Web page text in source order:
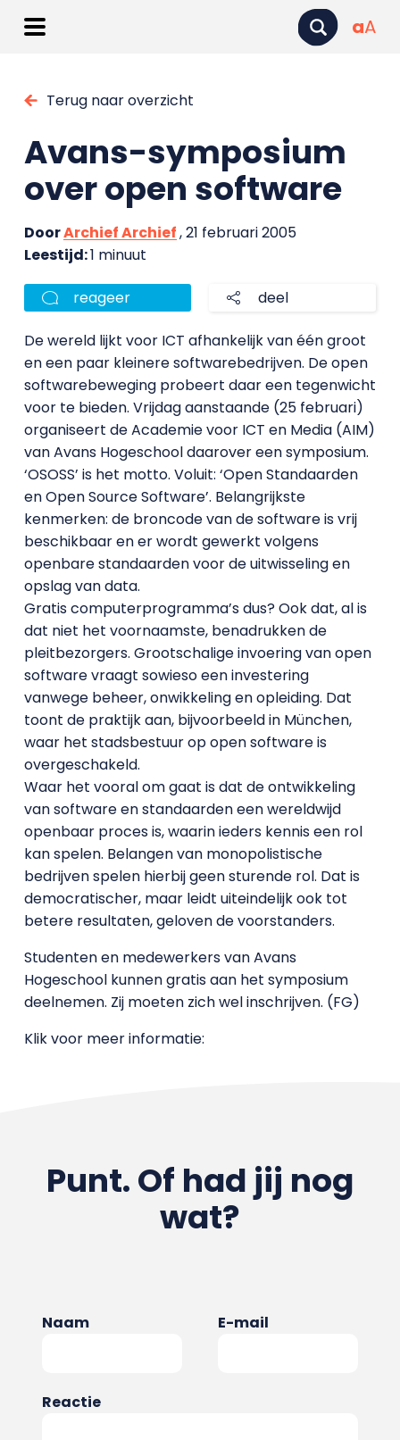
aA
Terug naar overzicht
Avans-symposium
over open software
DoorArchief Archief, 21 februari 2005
Leestijd:1 minuut
reageer deel
De wereld lijkt voor ICT afhankelijk van één groot
en een paar kleinere softwarebedrijven. De open
softwarebeweging probeert daar een tegenwicht
voor te bieden. Vrijdag aanstaande (25 februari)
organiseert de Academie voor ICT en Media (AIM)
van Avans Hogeschool daarover een symposium.
‘OSOSS’ is het motto. Voluit: ‘Open Standaarden
en Open Source Software’. Belangrijkste
kenmerken: de broncode van de software is vrij
beschikbaar en er wordt gewerkt volgens
openbare standaarden voor de uitwisseling en
opslag van data.
Gratis computerprogramma’s dus? Ook dat, al is
dat niet het voornaamste, benadrukken de
pleitbezorgers. Grootschalige invoering van open
software vraagt sowieso een investering
vanwege beheer, onwikkeling en opleiding. Dat
toont de praktijk aan, bijvoorbeeld in München,
waar het stadsbestuur op open software is
overgeschakeld.
Waar het vooral om gaat is dat de ontwikkeling
van software en standaarden een wereldwijd
openbaar proces is, waarin ieders kennis een rol
kan spelen. Belangen van monopolistische
bedrijven spelen hierbij geen sturende rol. Dat is
democratischer, maar leidt uiteindelijk ook tot
betere resultaten, geloven de voorstanders.
Studenten en medewerkers van Avans
Hogeschool kunnen gratis aan het symposium
deelnemen. Zij moeten zich wel inschrijven. (FG)
Klik voor meer informatie:
Punt. Of had jij nog
wat?
Naam E-mail
Reactie